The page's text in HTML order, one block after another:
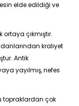
elde edildiği ve
çıkmıştır.
kraliyet
Antik
yayılmış, nefes
topraklardan çok